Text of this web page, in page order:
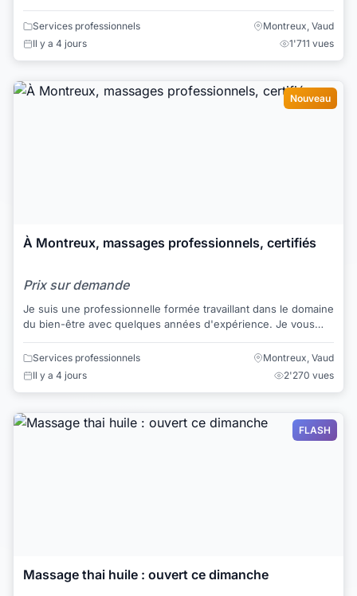
Services professionnels
Montreux, Vaud
Il y a 4 jours
1'711 vues
Nouveau
À Montreux, massages professionnels, certifiés
Prix sur demande
Je suis une professionnelle formée travaillant dans le domaine
du bien-être avec quelques années d'expérience. Je vous
propose plusieurs techniques d...
Services professionnels
Montreux, Vaud
Il y a 4 jours
2'270 vues
FLASH
Massage thai huile : ouvert ce dimanche